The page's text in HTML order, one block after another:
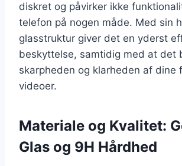
diskret og påvirker ikke
telefon på nogen måde. Med sin
glasstruktur giver det en yderst
beskyttelse, samtidig med at det
skarpheden og klarheden af dine
videoer.
Materiale og Kvalitet:
Glas og 9H Hårdhed